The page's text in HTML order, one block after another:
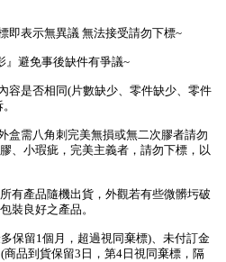
即表示無異議 無法接受請勿下標~
』避免事後缺件有爭議~
容是否相同(片數缺少、零件缺少、零件
盒需八角刺完美無損或無二次膠者請勿
、小瑕疵，完美主義者，請勿下標，以
有產品隨機出貨，外觀若有些微髒圬破
裝良好之產品。
保留1個月，超過視同棄標)、未付訂金
品到貨保留3日，第4日視同棄標，隔